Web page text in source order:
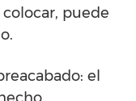
puede
el